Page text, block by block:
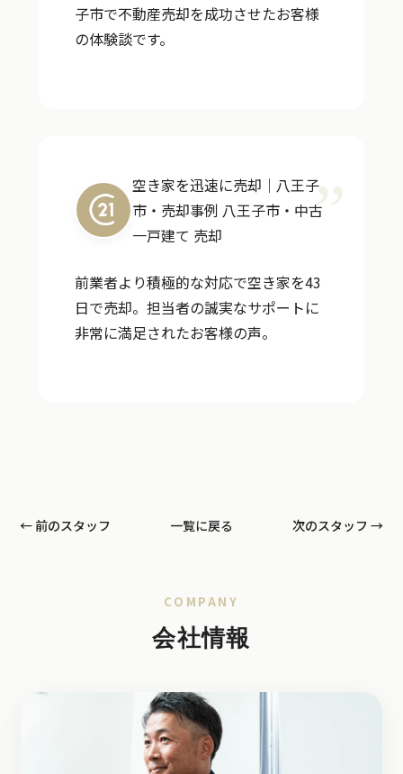
子市で不動産売却を成功させたお客様
の体験談です。
空き家を迅速に売却｜八王子
市・売却事例 八王子市・中古
一戸建て 売却
前業者より積極的な対応で空き家を43
日で売却。担当者の誠実なサポートに
非常に満足されたお客様の声。
← 前のスタッフ 一覧に戻る 次のスタッフ →
COMPANY
会社情報